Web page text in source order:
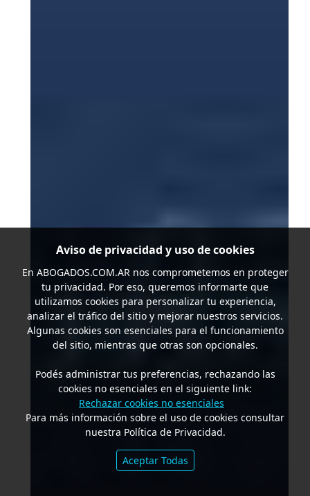
Aviso de privacidad y uso de cookies
En ABOGADOS.COM.ARnos comprometemos en proteger
tu privacidad. Por eso, queremos informarte que
utilizamos cookies para personalizar tu experiencia,
analizar el tráfico del sitio y mejorar nuestros servicios.
Algunas cookies son esenciales para el funcionamiento
del sitio, mientras que otras son opcionales.
Podés administrar tus preferencias, rechazando las
cookies no esenciales en el siguiente link:
Rechazar cookies no esenciales
Para más información sobre el uso de cookies consultar
nuestra Política de Privacidad.
Aceptar Todas